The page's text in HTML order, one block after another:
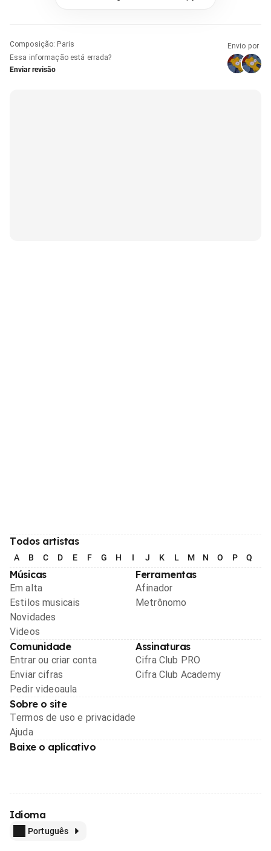
Composição: Paris
Essa informação está errada?
Enviar revisão
Envio por
Todos artistas
A B C D E F G H I J K L M N O P Q
Músicas
Em alta
Estilos musicais
Novidades
Videos
Ferramentas
Afinador
Metrônomo
Comunidade
Entrar ou criar conta
Enviar cifras
Pedir videoaula
Assinaturas
Cifra Club PRO
Cifra Club Academy
Sobre o site
Termos de uso e privacidade
Ajuda
Baixe o aplicativo
Idioma
Português